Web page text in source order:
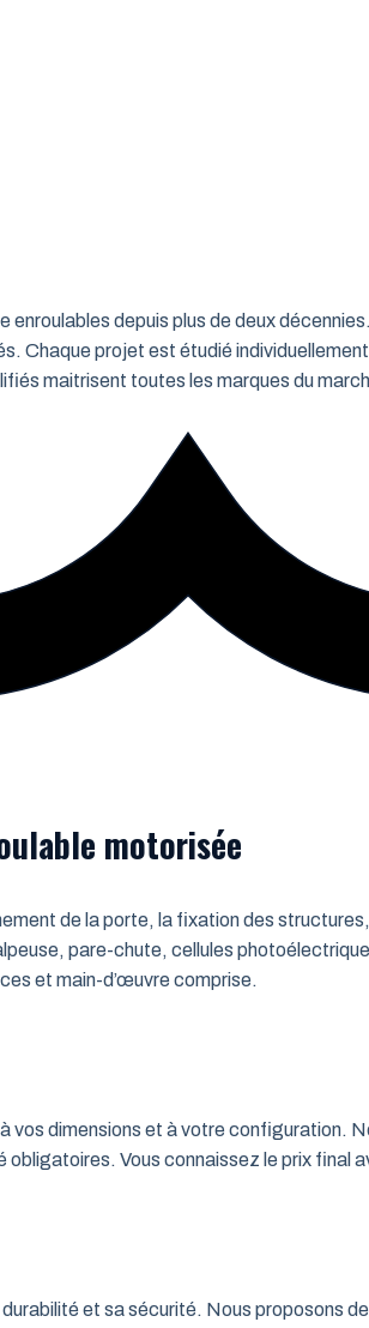
depuis plus de deux
Chaque projet est étudié
maitrisent toutes les marques du
motorisée
de la porte, la fixation des
pare-chute, cellules
et main-d’œuvre comprise.
dimensions et à votre configuration.
Vous connaissez le prix final
et sa sécurité. Nous proposons